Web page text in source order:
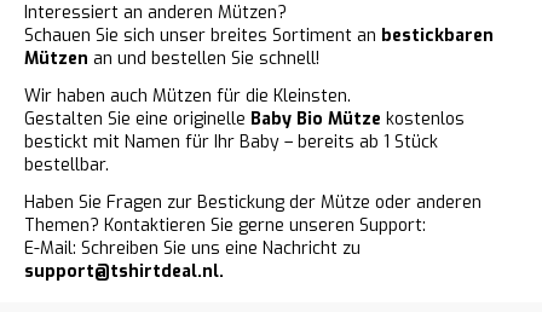
Interessiert an anderen Mützen?
Schauen Sie sich unser breites Sortiment an bestickbaren
Mützen an und bestellen Sie schnell!
Wir haben auch Mützen für die Kleinsten.
Gestalten Sie eine originelle Baby Bio Mütze kostenlos
bestickt mit Namen für Ihr Baby – bereits ab 1 Stück
bestellbar.
Haben Sie Fragen zur Bestickung der Mütze oder anderen
Themen? Kontaktieren Sie gerne unseren Support:
E-Mail: Schreiben Sie uns eine Nachricht zu
support@tshirtdeal.nl.